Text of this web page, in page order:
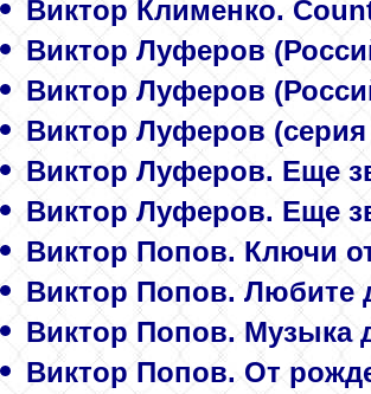
Виктор Клименко.
Виктор Луферов
Виктор Луферов
Виктор Луферов
Виктор Луферов. Еще
Виктор Луферов. Еще
Виктор Попов. Ключи
Виктор Попов. Любите
Виктор Попов. Музыка
Виктор Попов. От